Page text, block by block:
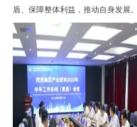
盾、保障整体利益，推动自身发展。